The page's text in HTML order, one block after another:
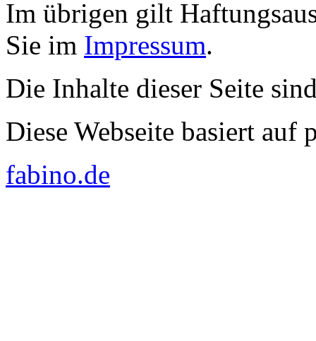
Im übrigen gilt
Sie im Impressum.
Die Inhalte dieser Seite
Diese Webseite basiert auf
fabino.de